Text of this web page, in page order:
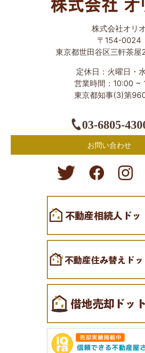
却・買取は株式会社
株式会社オリ
〒154-0024
東京都世田谷区三軒茶屋
定休日：火曜日・
営業時間：10:00 ~
東京都知事(3)第
03-6805-
お問い合わせ